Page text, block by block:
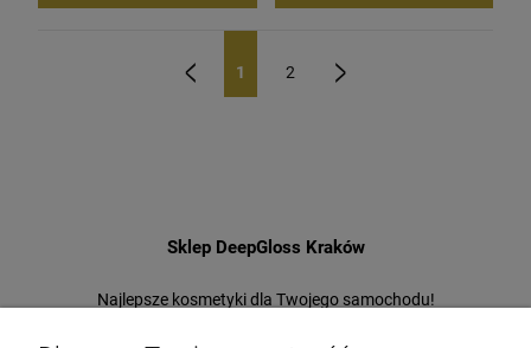
1 2
Sklep DeepGloss Kraków
Najlepsze kosmetyki dla Twojego samochodu!